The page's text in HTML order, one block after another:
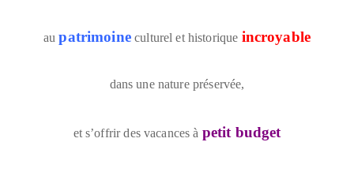
au patrimoine culturel et historique incroyable
dans une nature préservée,
et s’offrir des vacances à petit budget